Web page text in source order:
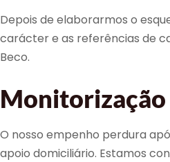
Depois de elaborarmos o
carácter e as referências de
Beco.
Monitorização
O nosso empenho perdura
apoio domiciliário. Estamos